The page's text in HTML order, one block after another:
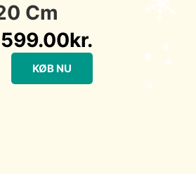
Cm
kr.
KØB NU